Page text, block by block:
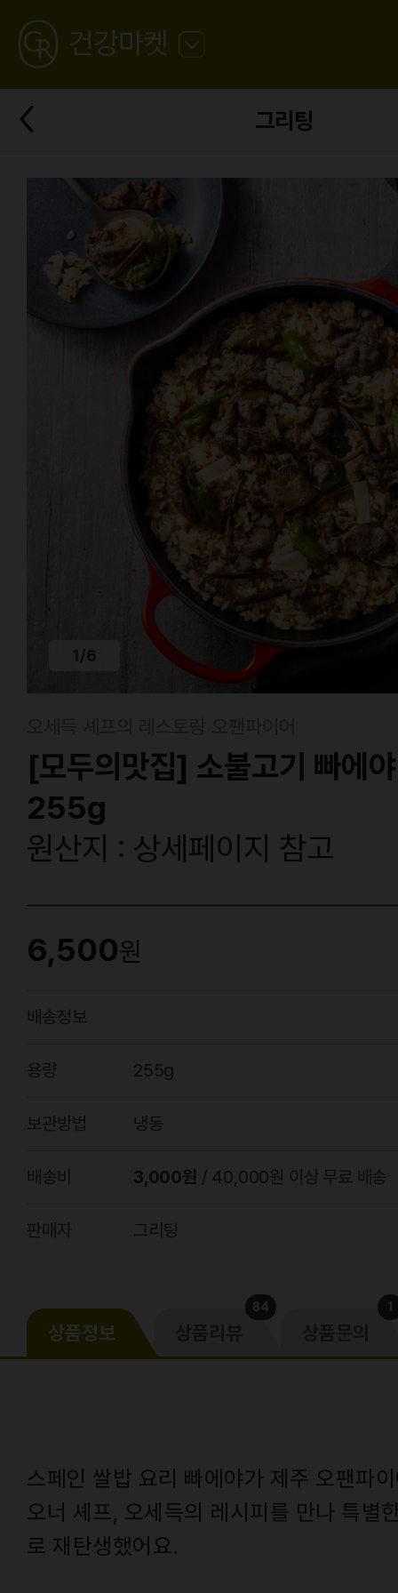
GREATING
건강마켓
로
그리팅
뒤
로
가
1/6
[모두의맛집] 소불고기 빠에야
255g
원산지 : 상세페이지 참고
6,500원
배송정보
용량 255g
보관방법 냉동
배송비 3,000원 / 40,000원 이상 무료 배송
판매자 그리팅
상품정보
84 1
스페인 쌀밥 요리 빠에야가 제주 오팬파
오너 셰프, 오세득의 레시피를 만나 특별
로 재탄생했어요.